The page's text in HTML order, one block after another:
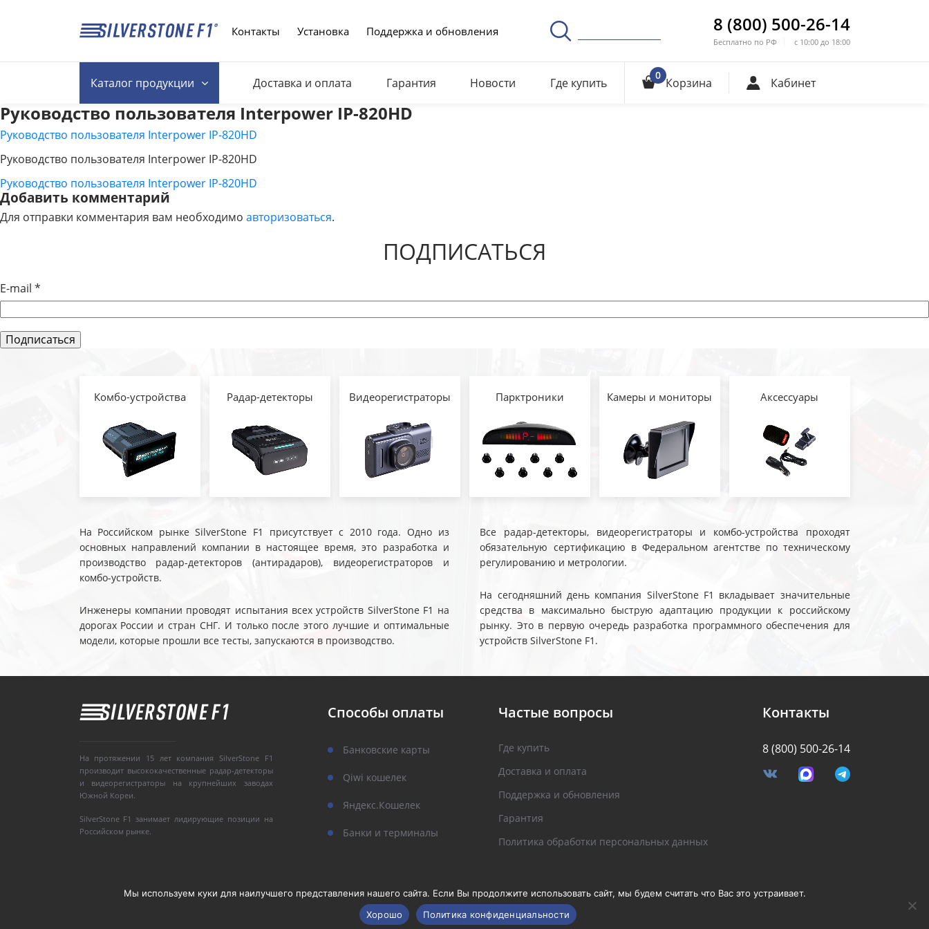
Контакты Установка Поддержка и обновления 8 (800) 500-26-14
Бесплатно по РФ с 10:00 до 18:00
Каталогпродукции Доставка и оплата Гарантия Новости Где купить 0 Корзина Кабинет
Руководство пользователя Interpower IP-820HD
Руководство пользователя Interpower IP-820HD
Руководство пользователя Interpower IP-820HD
НАВИГАЦИЯ
ПО
Руководство пользователя Interpower IP-820HD
Добавить комментарий
Для отправки комментария вам необходимо авторизоваться.
ПОДПИСАТЬСЯ
E-mail *
Комбо-устройства Радар-детекторы Видеорегистраторы Парктроники Камеры и мониторы Аксессуары
На Российском рынке SilverStone F1 присутствует с 2010 года. Одно из
основных направлений компании в настоящее время, это разработка и
производство радар-детекторов (антирадаров), видеорегистраторов и
комбо-устройств.
Инженеры компании проводят испытания всех устройств SilverStone F1 на
дорогах России и стран СНГ. И только после этого лучшие и оптимальные
модели, которые прошли все тесты, запускаются в производство.
Все радар-детекторы, видеорегистраторы и комбо-устройства проходят
обязательную сертификацию в Федеральном агентстве по техническому
регулированию и метрологии.
На сегодняшний день компания SilverStone F1 вкладывает значительные
средства в максимально быструю адаптацию продукции к российскому
рынку. Это в первую очередь разработка программного обеспечения для
устройств SilverStone F1.
На протяжении 15 лет компания SilverStone F1
производит высококачественные радар-детекторы
и видеорегистраторы на крупнейших заводах
Южной Кореи.
SilverStone F1 занимает лидирующие позиции на
Российском рынке.
Способы оплаты
Банковские карты
Qiwi кошелек
Яндекс.Кошелек
Банки и терминалы
Частые вопросы
Где купить
Доставка и оплата
Поддержка и обновления
Гарантия
Политика обработки персональных данных
Контакты
8 (800) 500-26-14
Copyright © 2008-2020, Silverstone F1. Все права защищены.
Мы используем куки для наилучшего представления нашего сайта. Если Вы продолжите использовать сайт, мы будем считать что Вас это устраивает.
Хорошо
Политика конфиденциальности